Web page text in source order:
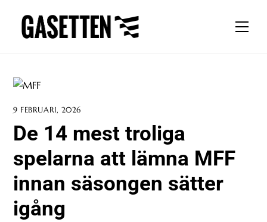
content
9 FEBRUARI, 2026
De 14 mest troliga
spelarna att lämna MFF
innan säsongen sätter
igång